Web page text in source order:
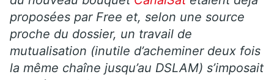
proposées par Free et, selon une source
proche du dossier, un travail de
mutualisation (inutile d’acheminer deux fois
la même chaîne jusqu’au DSLAM) s’imposait